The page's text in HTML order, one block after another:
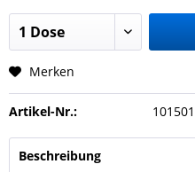
Merken
Artikel-Nr.: 101501
Beschreibung